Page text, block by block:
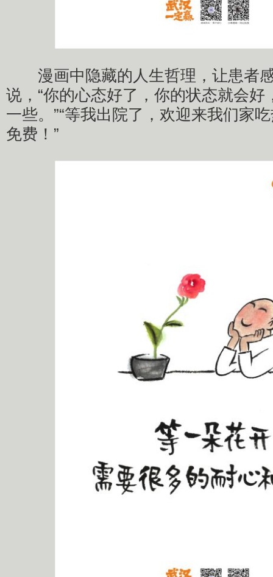
漫画中隐藏的人生哲理，让患者
说，“你的心态好了，你的状态就会好
一些。”“等我出院了，欢迎来我们家
免费！”